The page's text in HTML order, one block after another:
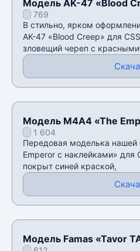
Модель AK-47 «Blood
769
В стильно, ярком
AK-47 «Blood Creep» для
зловещий череп с красными
Модель M4A4 «The
для CSS v34
1 604
Передовая моделька нашей
Emperor с наклейками» для
покрыт синей краской,
Модель Famas «Tavor